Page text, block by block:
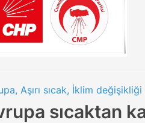
Aşırı sıcak, İklim değişikliği
sıcaktan